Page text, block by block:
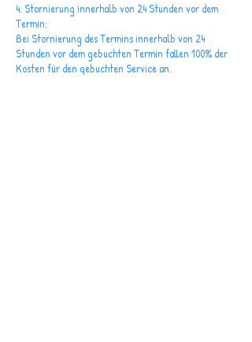
4. Stornierung innerhalb von 24 Stunden vor dem
Termin:
Bei Stornierung des Termins innerhalb von 24
Stunden vor dem gebuchten Termin fallen 100% der
Kosten für den gebuchten Service an.